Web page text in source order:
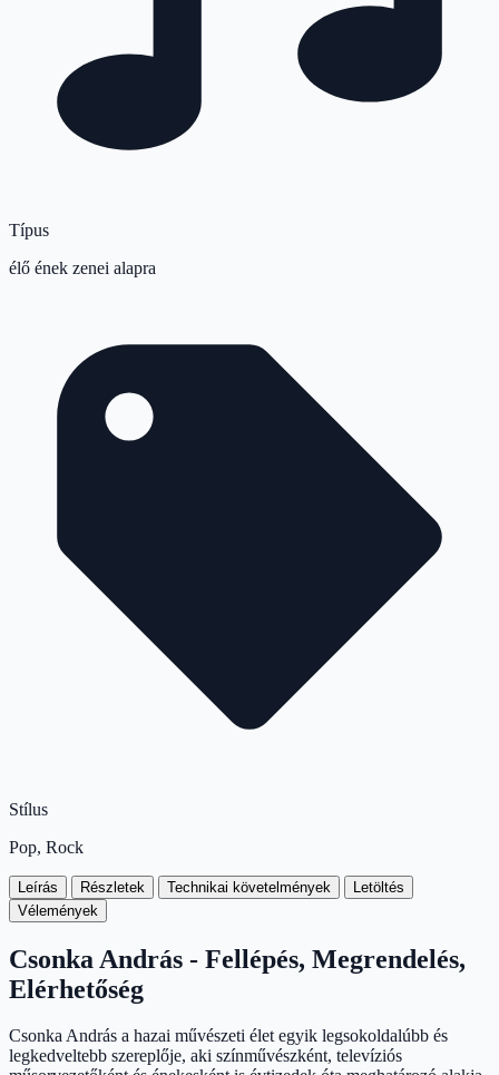
Típus
élő ének zenei alapra
Stílus
Pop, Rock
Leírás Részletek Technikai követelmények
Letöltés
Vélemények
Csonka András - Fellépés, Megrendelés,
Elérhetőség
Csonka András a hazai művészeti élet egyik legsokoldalúbb és
legkedveltebb szereplője, aki színművészként, televíziós